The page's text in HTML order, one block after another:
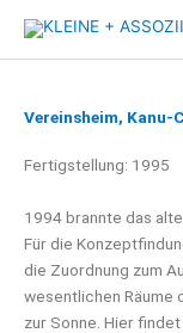
Inhalt
springen
Vereinsheim, Kanu-
Fer­tig­stel­lung: 1995
1994 brann­te das
Für die
die Zuord­nung zum
wesent­li­chen Räu­me
zur Son­ne. Hier